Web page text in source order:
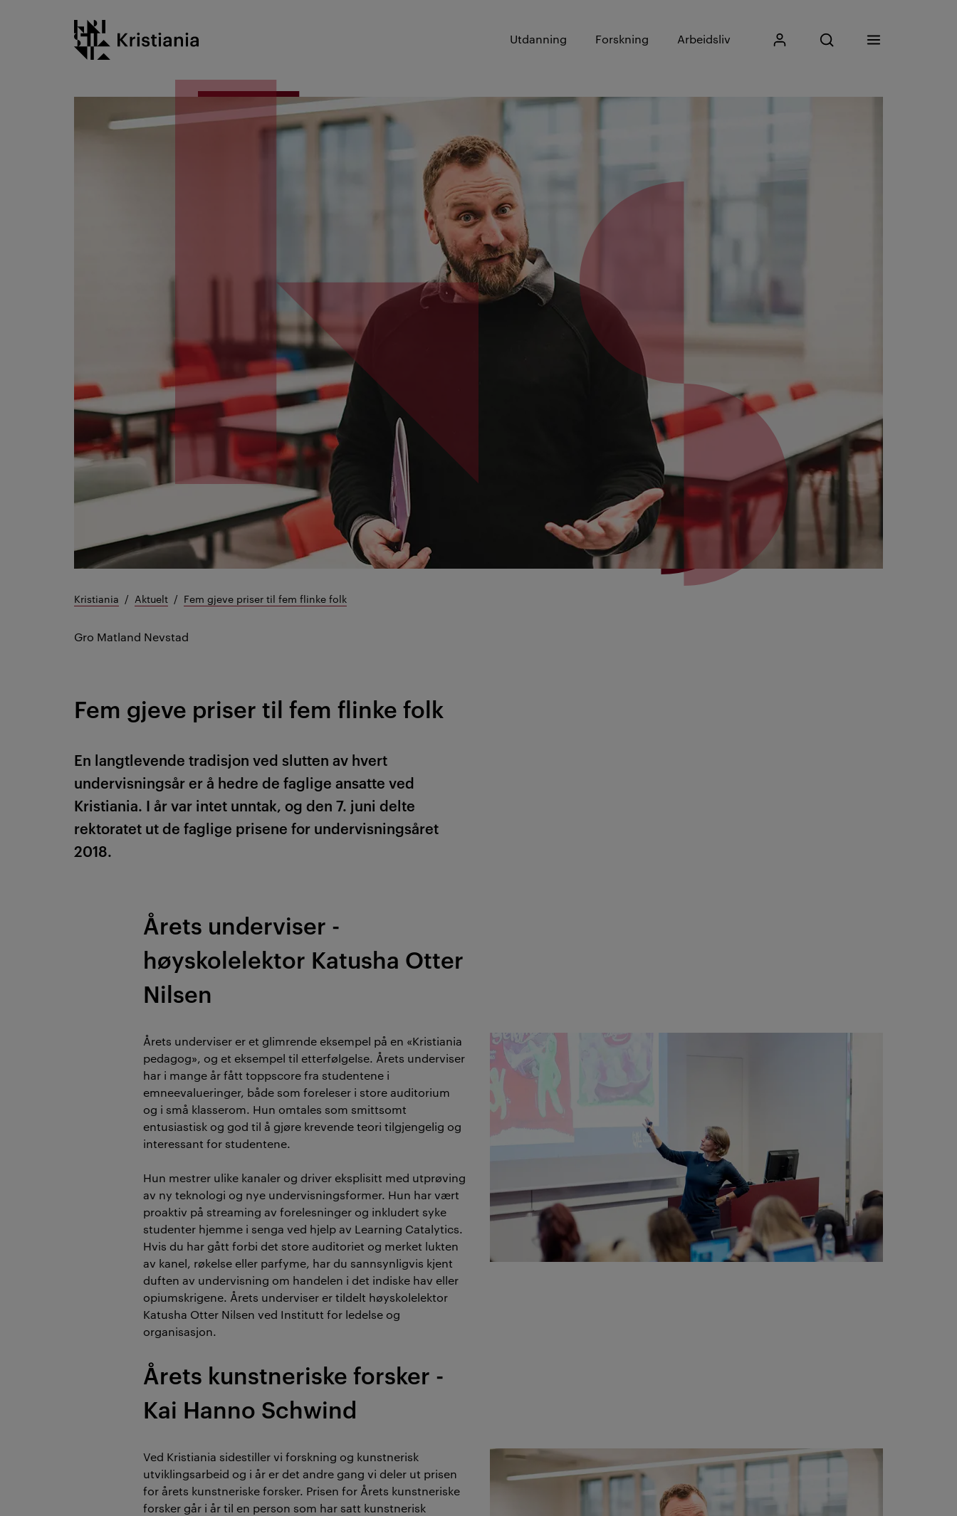
Kristiania logo
Utdanning Forskning Arbeidsliv Mitt KristianiaÅpne søk
Skriv inn søkefrase
Søk
Meny
Kristiania Aktuelt Fem gjeve priser til fem flinke folk
Gro Matland Nevstad
Fem gjeve priser til fem flinke folk
En langtlevende tradisjon ved slutten av hvert
undervisningsår er å hedre de faglige ansatte ved
Kristiania. I år var intet unntak, og den 7. juni delte
rektoratet ut de faglige prisene for undervisningsåret
2018.
Årets underviser -
høyskolelektor Katusha Otter
Nilsen
Årets underviser er et glimrende eksempel på en «Kristiania
pedagog», og et eksempel til etterfølgelse. Årets underviser
har i mange år fått toppscore fra studentene i
emneevalueringer, både som foreleser i store auditorium
og i små klasserom. Hun omtales som smittsomt
entusiastisk og god til å gjøre krevende teori tilgjengelig og
interessant for studentene.
Hun mestrer ulike kanaler og driver eksplisitt med utprøving
av ny teknologi og nye undervisningsformer. Hun har vært
proaktiv på streaming av forelesninger og inkludert syke
studenter hjemme i senga ved hjelp av Learning Catalytics.
Hvis du har gått forbi det store auditoriet og merket lukten
av kanel, røkelse eller parfyme, har du sannsynligvis kjent
duften av undervisning om handelen i det indiske hav eller
opiumskrigene. Årets underviser er tildelt høyskolelektor
Katusha Otter Nilsen​ ved Institutt for ledelse og ​
organisasjon.
Årets kunstneriske forsker -
Kai Hanno Schwind
Ved Kristiania sidestiller vi forskning og kunstnerisk
utviklingsarbeid og i år er det andre gang vi deler ut prisen
for årets kunstneriske forsker. Prisen for Årets kunstneriske
forsker går i år til en person som har satt kunstnerisk